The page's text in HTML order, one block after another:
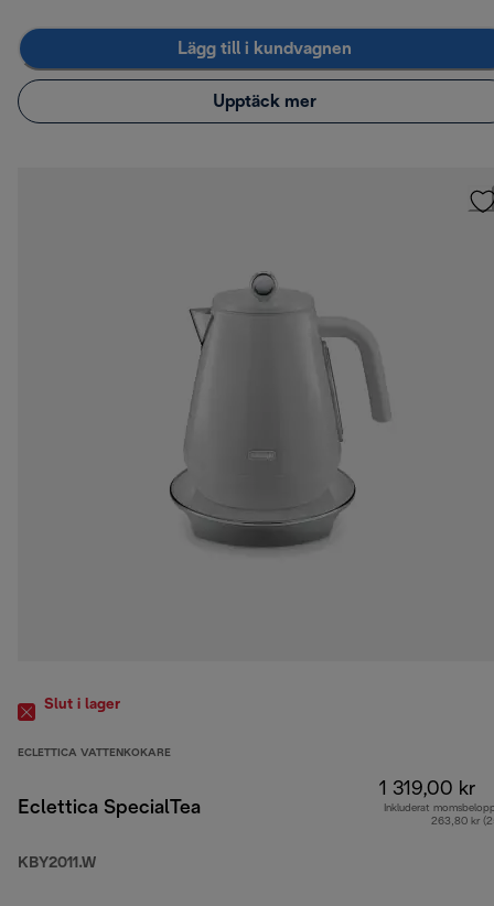
Lägg till i kundvagnen
Upptäck mer
Slut i lager
ECLETTICA VATTENKOKARE
Eclettica SpecialTea
KBY2011.W
1 319,00 kr
Inkluderat
263,80 kr